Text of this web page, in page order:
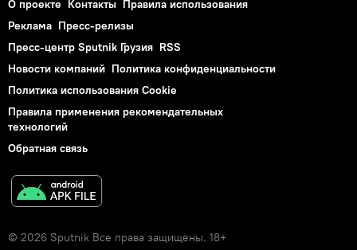
О проекте Контакты Правила использования
Реклама Пресс-релизы
Пресс-центр Sputnik Грузия RSS
Новости компаний Политика конфиденциальности
Политика использования Cookie
Правила применения рекомендательных
технологий
Обратная связь
© 2026 Sputnik Все права защищены. 18+